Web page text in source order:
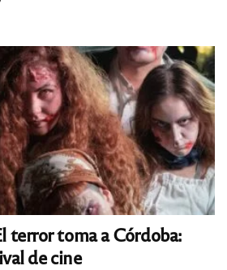
terror toma a Córdoba:
de cine